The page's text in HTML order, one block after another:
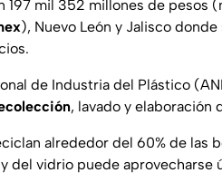
197 mil 352 millones de pesos
), Nuevo León y Jalisco donde
de Industria del Plástico
, lavado y elaboración
alrededor del 60% de las
del vidrio puede aprovecharse